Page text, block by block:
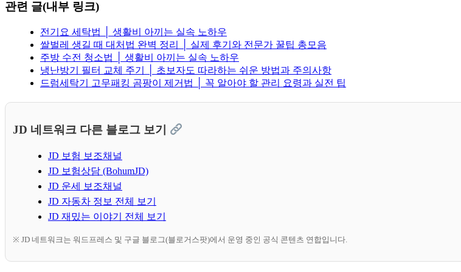
관련 글(내부 링크)
전기요 세탁법 │ 생활비 아끼는 실속 노하우
쌀벌레 생길 때 대처법 완벽 정리 │ 실제 후기와 전문가 꿀팁 총모음
주방 수전 청소법 │ 생활비 아끼는 실속 노하우
냉난방기 필터 교체 주기 │ 초보자도 따라하는 쉬운 방법과 주의사항
드럼세탁기 고무패킹 곰팡이 제거법 │ 꼭 알아야 할 관리 요령과 실전 팁
JD 네트워크 다른 블로그 보기
JD 보험 보조채널
JD 보험상담 (BohumJD)
JD 운세 보조채널
JD 자동차 정보 전체 보기
JD 재밌는 이야기 전체 보기
※ JD 네트워크는 워드프레스 및 구글 블로그(블로거스팟)에서 운영 중인 공식 콘텐츠 연합입니다.